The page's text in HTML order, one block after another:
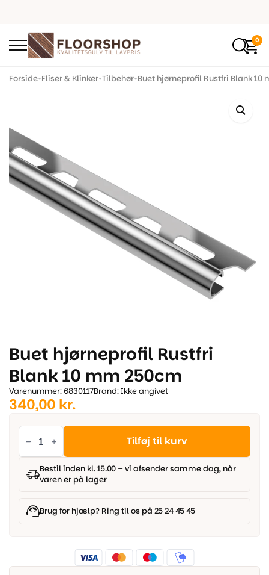
0
Forside•Fliser & Klinker•Tilbehør•Buet hjørneprofil Rustfri Blank 10
Buet hjørneprofil Rustfri
Blank 10 mm 250cm
Varenummer: 6830117Brand: Ikke angivet
340,00 kr.
Buet
hjørneprofil
Rustfri
Blank
mm
250cm
Tilføj til kurv
Bestil inden kl. 15.00 – vi afsender samme dag, når
varen er på lager
Brug for hjælp? Ring til os på 25 24 45 45